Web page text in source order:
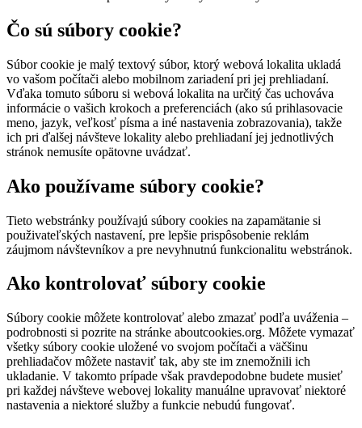
Čo sú súbory cookie?
Súbor cookie je malý textový súbor, ktorý webová lokalita ukladá
vo vašom počítači alebo mobilnom zariadení pri jej prehliadaní.
Vďaka tomuto súboru si webová lokalita na určitý čas uchováva
informácie o vašich krokoch a preferenciách (ako sú prihlasovacie
meno, jazyk, veľkosť písma a iné nastavenia zobrazovania), takže
ich pri ďalšej návšteve lokality alebo prehliadaní jej jednotlivých
stránok nemusíte opätovne uvádzať.
Ako používame súbory cookie?
Tieto webstránky používajú súbory cookies na zapamätanie si
použivateľských nastavení, pre lepšie prispôsobenie reklám
záujmom návštevníkov a pre nevyhnutnú funkcionalitu webstránok.
Ako kontrolovať súbory cookie
Súbory cookie môžete kontrolovať alebo zmazať podľa uváženia –
podrobnosti si pozrite na stránke aboutcookies.org. Môžete vymazať
všetky súbory cookie uložené vo svojom počítači a väčšinu
prehliadačov môžete nastaviť tak, aby ste im znemožnili ich
ukladanie. V takomto prípade však pravdepodobne budete musieť
pri každej návšteve webovej lokality manuálne upravovať niektoré
nastavenia a niektoré služby a funkcie nebudú fungovať.